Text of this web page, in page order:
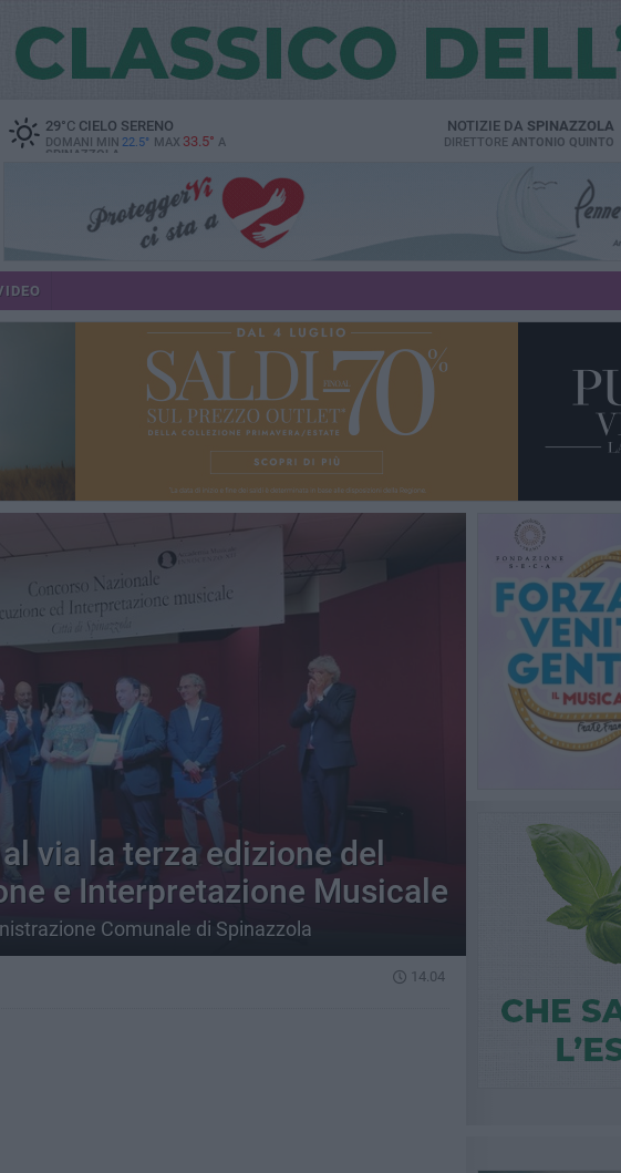
29°CCIELO SERENO
DOMANI MIN 22.5° MAX 33.5° A
SPINAZZOLA
NOTIZIE DA SPINAZZOLA
DIRETTORE ANTONIO QUINTO
via la terza edizione del
e Interpretazione Musicale
Comunale di Spinazzola
14.04